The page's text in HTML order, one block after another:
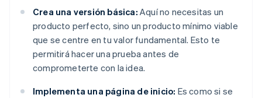
Crea una versión básica: Aquí no necesitas un
producto perfecto, sino un producto mínimo viable
que se centre en tu valor fundamental. Esto te
permitirá hacer una prueba antes de
comprometerte con la idea.
Implementa una página de inicio: Es como si se